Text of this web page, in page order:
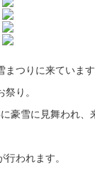
つりに来ていま
り。
豪雪に見舞われ
われます。